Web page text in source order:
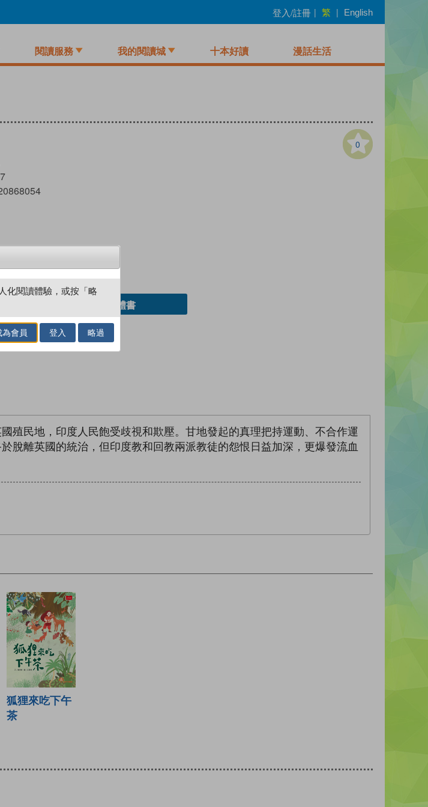
登入/註冊 | 繁 | English
閱讀服務 我的閱讀城 十本好讀 漫話生活
0
書 借閱實體書
殖民地，印度人民飽受歧視和欺壓。甘地發起的真理把持運動、不合作運
脫離英國的統治，但印度教和回教兩派教徒的怨恨日益加深，更爆發流血
狐狸來吃下午
茶
化閱讀體驗，或按「略
為會員 登入 略過